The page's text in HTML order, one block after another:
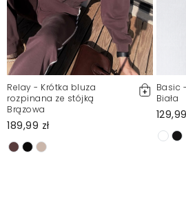
Relay - Krótka bluza
rozpinana ze stójką
Brązowa
189,99 zł
Basic
Biała